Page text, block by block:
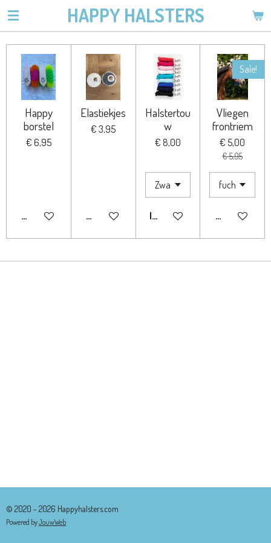
Ga
hoofdinhoud
HAPPY HALSTERS
Happy
borstel
€ 6,95
BEKIJK DETAILS
Elastiekjes
€ 3,95
BEKIJK DETAILS
Halstertou
w
€ 8,00
IN WINKELWAGEN
Sale!
Vliegen
frontriem
€ 5,00
€ 5,95
BEKIJK
© 2020 - 2026 Happyhalsters.com
Powered byJouwWeb